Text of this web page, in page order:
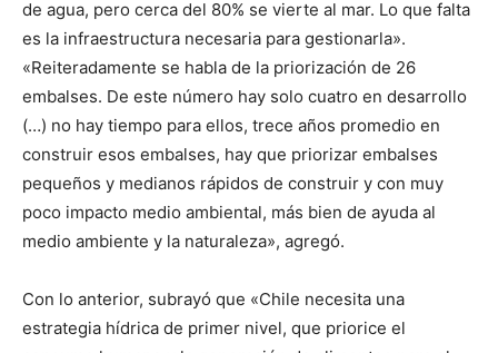
de agua, pero cerca del 80% se vierte al mar. Lo que falta
es la infraestructura necesaria para gestionarla».
«Reiteradamente se habla de la priorización de 26
embalses. De este número hay solo cuatro en desarrollo
(…) no hay tiempo para ellos, trece años promedio en
construir esos embalses, hay que priorizar embalses
pequeños y medianos rápidos de construir y con muy
poco impacto medio ambiental, más bien de ayuda al
medio ambiente y la naturaleza», agregó.
Con lo anterior, subrayó que «Chile necesita una
estrategia hídrica de primer nivel, que priorice el